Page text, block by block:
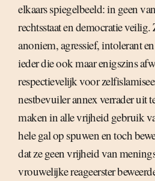
elkaars spiegelbeeld: in geen
rechtsstaat en democratie
anoniem, agressief, intolerant
ieder die ook maar enigszins
respectievelijk voor
nestbevuiler annex verrader uit
maken in alle vrijheid gebruik
hele gal op spuwen en toch
dat ze geen vrijheid van
vrouwelijke reageerster